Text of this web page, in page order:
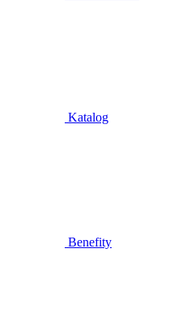
Katalog
Benefity